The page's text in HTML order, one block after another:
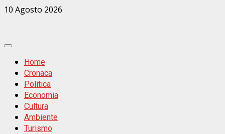
Zum
10 Agosto 2026
Primäres
MenüHome
Cronaca
Politica
Economia
Cultura
Ambiente
Turismo